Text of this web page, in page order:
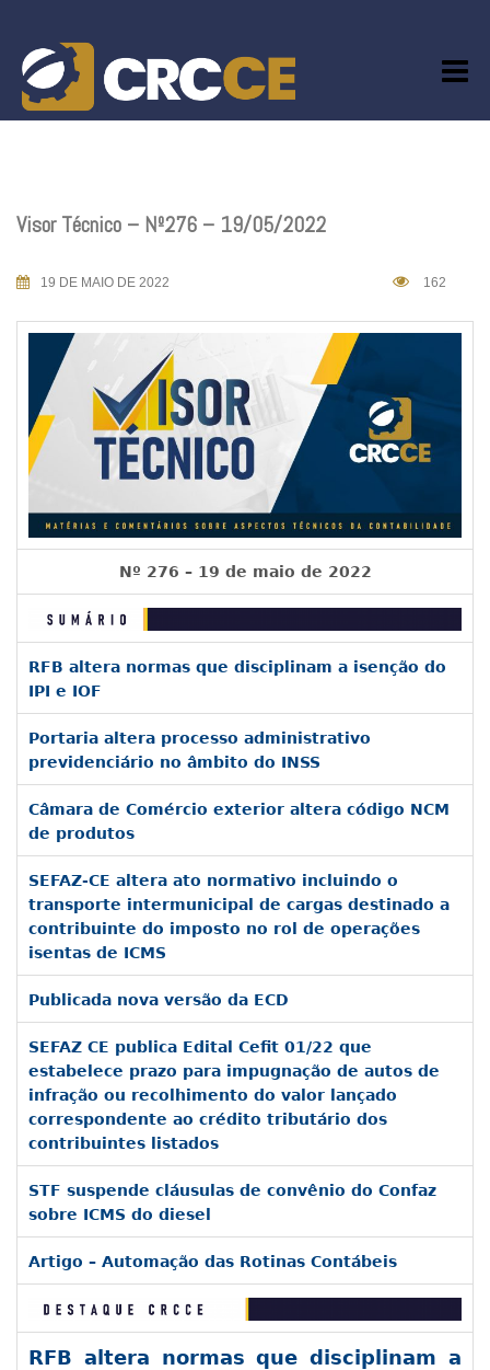
content
Visor Técnico – Nº276 – 19/05/2022
19 DE MAIO DE 2022 162
Nº 276 – 19 de maio de 2022
RFB altera normas que disciplinam a isenção do
IPI e IOF
Portaria altera processo administrativo
previdenciário no âmbito do INSS
Câmara de Comércio exterior altera código NCM
de produtos
SEFAZ-CE altera ato normativo incluindo o
transporte intermunicipal de cargas destinado a
contribuinte do imposto no rol de operações
isentas de ICMS
Publicada nova versão da ECD
SEFAZ CE publica Edital Cefit 01/22 que
estabelece prazo para impugnação de autos de
infração ou recolhimento do valor lançado
correspondente ao crédito tributário dos
contribuintes listados
STF suspende cláusulas de convênio do Confaz
sobre ICMS do diesel
Artigo – Automação das Rotinas Contábeis
RFB altera normas que disciplinam a